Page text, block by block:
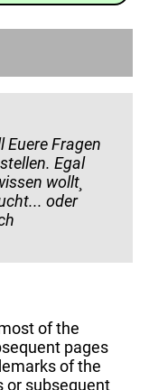
Fragen
Egal
oder
of the
pages
of the
or subsequent